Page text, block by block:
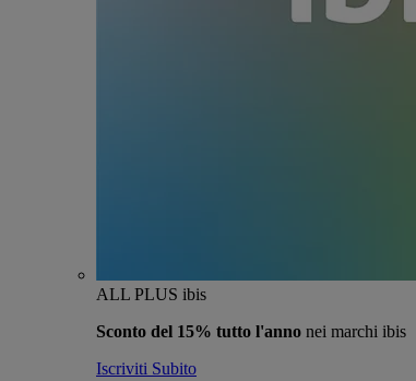
ALL PLUS ibis
Sconto del 15% tutto l'anno nei marchi ibis
Iscriviti Subito